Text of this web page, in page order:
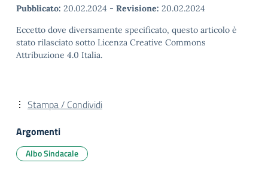
Pubblicato: 20.02.2024 - Revisione: 20.02.2024
Eccetto dove diversamente specificato, questo articolo è
stato rilasciato sotto Licenza Creative Commons
Attribuzione 4.0 Italia.
Stampa / Condividi
Argomenti
Albo Sindacale